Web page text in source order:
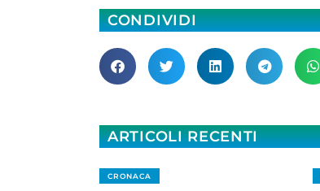
CONDIVIDI
ARTICOLI RECENTI
CRONACA